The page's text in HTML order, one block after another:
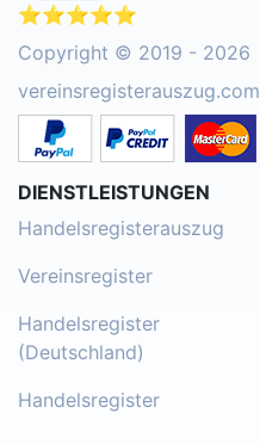
⭐⭐⭐⭐⭐
Copyright © 2019 - 2026
vereinsregisterauszug.com
DIENSTLEISTUNGEN
Handelsregisterauszug
Vereinsregister
Handelsregister
(Deutschland)
Handelsregister